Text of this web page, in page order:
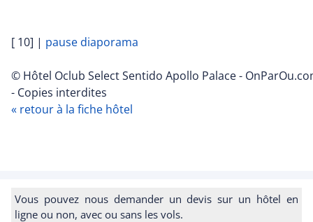
[ 10] | pause diaporama
© Hôtel Oclub Select Sentido Apollo Palace -
- Copies interdites
« retour à la fiche hôtel
Vous pouvez nous demander un devis sur un hôtel en
ligne ou non, avec ou sans les vols.